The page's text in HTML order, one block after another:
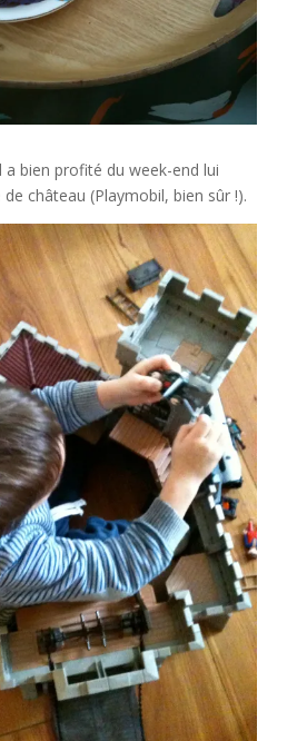
a bien profité du week-end lui
château (Playmobil, bien sûr !).